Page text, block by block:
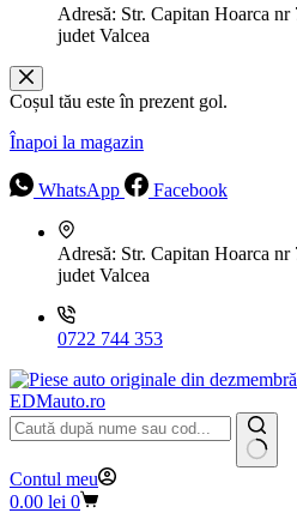
Adresă: Str. Capitan Hoarca
judet Valcea
Coșul tău este în prezent gol.
Înapoi la magazin
WhatsApp Facebook
Adresă: Str. Capitan Hoarca
judet Valcea
0722 744 353
EDMauto.ro
Niciun
rezultat
Contul meu
Coș
0.00 lei 0